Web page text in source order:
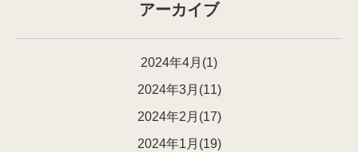
アーカイブ
2024年4月(1)
2024年3月(11)
2024年2月(17)
2024年1月(19)